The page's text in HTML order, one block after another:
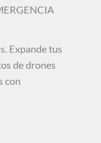
Expande tus
de drones
con